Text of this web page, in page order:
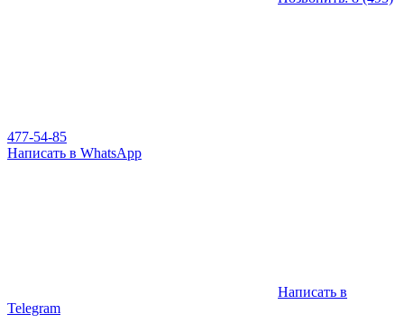
477-54-85
Написать в WhatsApp
Написать в
Telegram